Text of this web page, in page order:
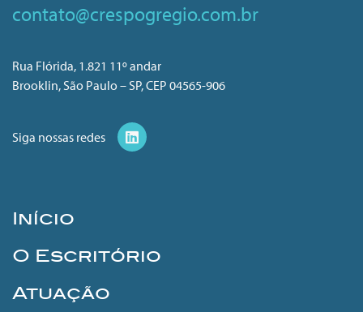
contato@crespogregio.com.br
Rua Flórida, 1.821 11º andar
Brooklin, São Paulo – SP, CEP 04565-906
Siga nossas redes
Início
O Escritório
Atuação